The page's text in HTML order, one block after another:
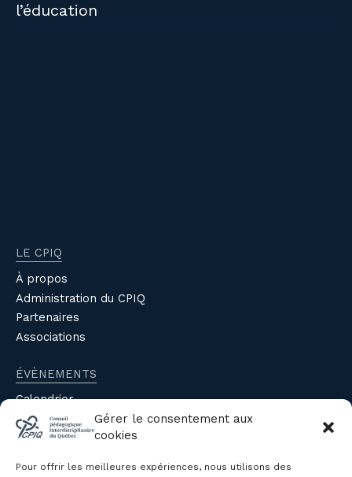
Gérer le consentement aux
cookies
Pour offrir les meilleures expériences, nous utilisons des
l’éducation
LE CPIQ
À propos
Administration du CPIQ
Partenaires
Associations
ÉVÈNEMENTS
Calendrier
Évènements du CPIQ